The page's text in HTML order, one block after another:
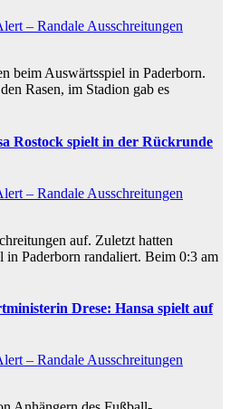
– Randale Ausschreitungen
beim Auswärtsspiel in Paderborn.
Rasen, im Stadion gab es
Rostock spielt in der Rückrunde
– Randale Ausschreitungen
auf. Zuletzt hatten
in Paderborn randaliert. Beim 0:3 am
Drese: Hansa spielt auf
– Randale Ausschreitungen